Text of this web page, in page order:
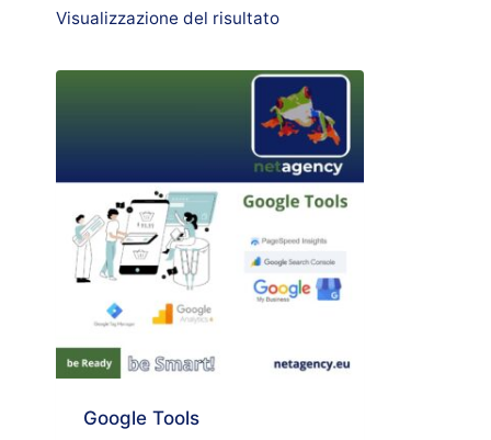
Visualizzazione del risultato
Google Tools